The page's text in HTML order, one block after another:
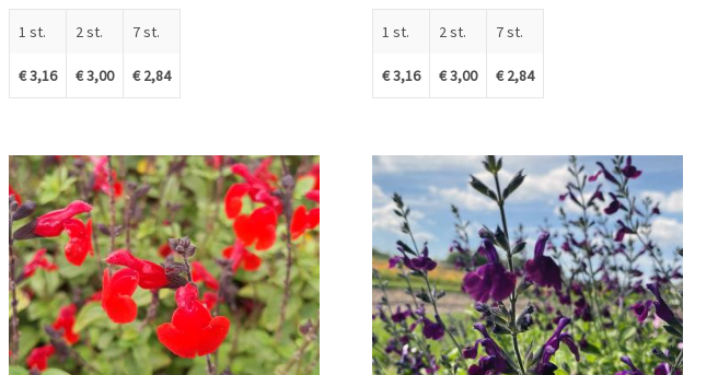
1 st.
€ 3,16
2 st.
€ 3,00
7 st.
€ 2,84
1 st.
€ 3,16
2 st.
€ 3,00
7 st.
€ 2,84